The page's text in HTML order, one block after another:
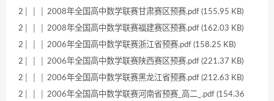
2│ │ │ 2008年全国高中数学联赛甘肃赛区预赛.pdf (155.95 KB)
2│ │ │ 2008年全国高中数学联赛福建赛区预赛.pdf (162.03 KB)
2│ │ │ 2006年全国高中数学联赛浙江省预赛.pdf (158.25 KB)
2│ │ │ 2006年全国高中数学联赛陕西赛区预赛.pdf (221.37 KB)
2│ │ │ 2006年全国高中数学联赛黑龙江省预赛.pdf (212.63 KB)
2│ │ │ 2006年全国高中数学联赛河南省预赛_高二_.pdf (154.36